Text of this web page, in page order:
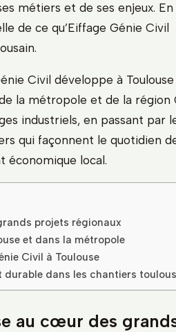
métiers et de ses enjeux. En
de ce qu’Eiffage Génie Civil
Civil développe à Toulouse
la métropole et de la région
industriels, en passant par
qui façonnent le quotidien
économique local.
projets régionaux
et dans la métropole
Civil à Toulouse
dans les chantiers
au cœur des